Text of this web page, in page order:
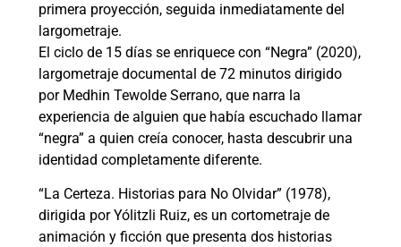
primera proyección, seguida inmediatamente del
largometraje.
El ciclo de 15 días se enriquece con “Negra” (2020),
largometraje documental de 72 minutos dirigido
por Medhin Tewolde Serrano, que narra la
experiencia de alguien que había escuchado llamar
“negra” a quien creía conocer, hasta descubrir una
identidad completamente diferente.
“La Certeza. Historias para No Olvidar” (1978),
dirigida por Yólitzli Ruiz, es un cortometraje de
animación y ficción que presenta dos historias